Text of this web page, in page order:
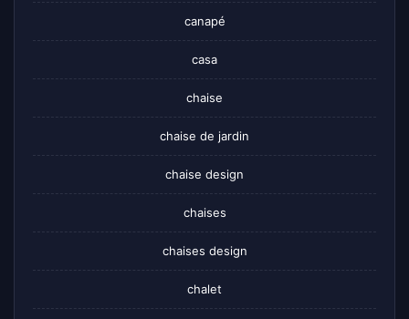
canapé
casa
chaise
chaise de jardin
chaise design
chaises
chaises design
chalet